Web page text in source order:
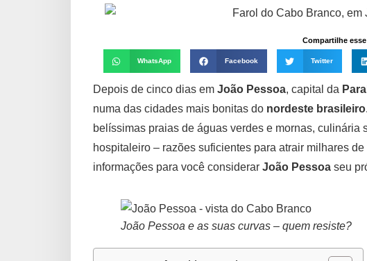
Compartilhe
WhatsApp Facebook Twitter
Depois de cinco dias em João Pessoa, capital da
numa das cidades mais bonitas do nordeste brasileiro
belíssimas praias de águas verdes e mornas,
hospitaleiro – razões suficientes para atrair milhares
informações para você considerar João Pessoa seu
João Pessoa e as suas curvas – quem resiste?